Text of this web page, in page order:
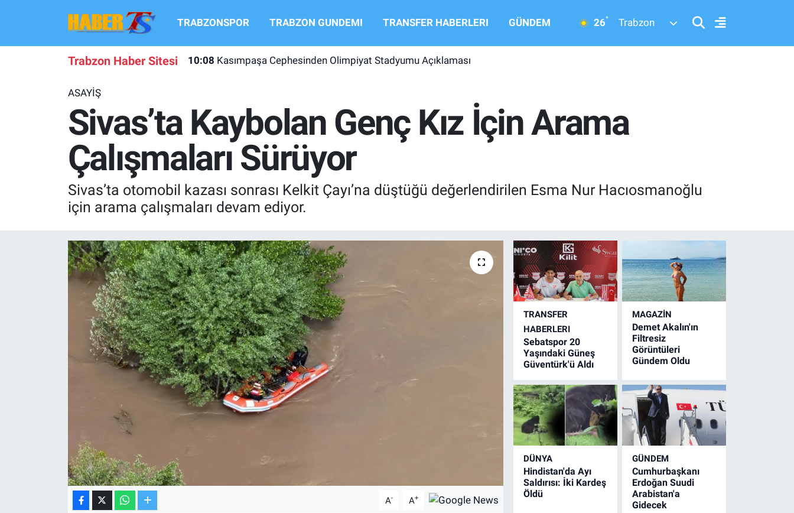
TRABZONSPOR TRABZON GUNDEMI TRANSFER HABERLERI GÜNDEM 26° Trabzon
Trabzon Haber Sitesi 10:08 Kasımpaşa Cephesinden Olimpiyat Stadyumu Açıklaması
ASAYİŞ
Sivas’ta Kaybolan Genç Kız İçin Arama
Çalışmaları Sürüyor
Sivas’ta otomobil kazası sonrası Kelkit Çayı’na düştüğü değerlendirilen Esma Nur Hacıosmanoğlu
için arama çalışmaları devam ediyor.
A- A+
TRANSFER
HABERLERI
Sebatspor 20
Yaşındaki Güneş
Güventürk'ü Aldı
MAGAZİN
Demet Akalın'ın
Filtresiz
Görüntüleri
Gündem Oldu
DÜNYA
Hindistan'da Ayı
Saldırısı: İki Kardeş
Öldü
GÜNDEM
Cumhurbaşkanı
Erdoğan Suudi
Arabistan'a
Gidecek
TRABZONSPOR
TRANSFER HABERLERI
KULİS MEYDANI
1461 TRABZON
ALT LIGLER
TV VE SİNEMA
BASKETBOL
KÜLTÜR SANAT
EKONOMİ
Hava Durumu
Süper Lig Puan Durumu ve Fikstür
Tüm Manşetler
Son Dakika Haberleri
Haber Arşivi